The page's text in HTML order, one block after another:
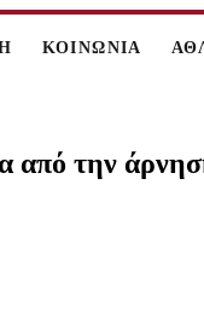
ΚΟΙΝΩΝΙΑ
από την